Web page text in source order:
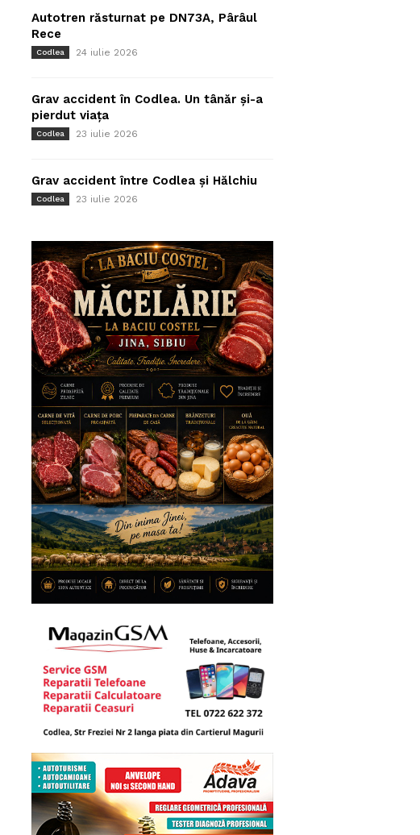
Autotren răsturnat pe DN73A, Pârâul
Rece
Codlea 24 iulie 2026
Grav accident în Codlea. Un tânăr și-a
pierdut viața
Codlea 23 iulie 2026
Grav accident între Codlea și Hălchiu
Codlea 23 iulie 2026